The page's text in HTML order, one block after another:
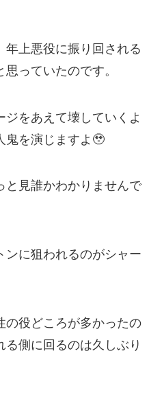
年上悪役に振り回される
っていたのです。
をあえて壊していくよ
鬼を演じますよ🥹
と見誰かわかりませんで
ンに狙われるのがシャー
の役どころが多かったの
側に回るのは久しぶり